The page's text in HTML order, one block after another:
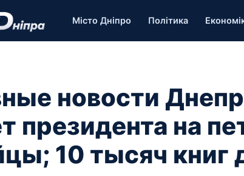
Місто Дніпро Політика
новости
президента на
10 тысяч книг